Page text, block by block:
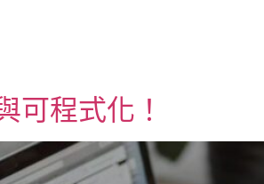
可程式化！